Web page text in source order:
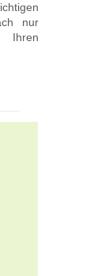
nur
Ihren